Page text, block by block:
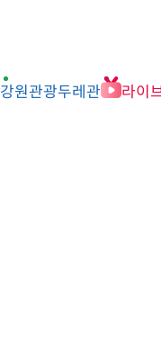
강원관광두레관 라이